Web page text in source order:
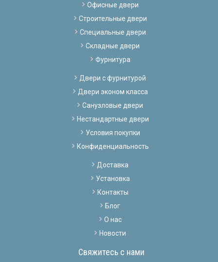
Офисные двери
Строительные двери
Специальные двери
Складные двери
Фурнитура
Двери с фурнитурой
Двери эконом класса
Санузловые двери
Нестандартные двери
Условия покупки
Конфиденциальность
Доставка
Установка
Контакты
Блог
О нас
Новости
Свяжитесь с нами